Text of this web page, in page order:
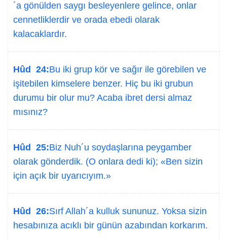
´a gönülden saygı besleyenlere gelince, onlar
cennetliklerdir ve orada ebedi olarak
kalacaklardır.
Hûd 24:Bu iki grup kör ve sağır ile görebilen ve
işitebilen kimselere benzer. Hiç bu iki grubun
durumu bir olur mu? Acaba ibret dersi almaz
mısınız?
Hûd 25:Biz Nuh´u soydaşlarına peygamber
olarak gönderdik. (O onlara dedi ki); «Ben sizin
için açık bir uyarıcıyım.»
Hûd 26:Sırf Allah´a kulluk sununuz. Yoksa sizin
hesabınıza acıklı bir günün azabından korkarım.